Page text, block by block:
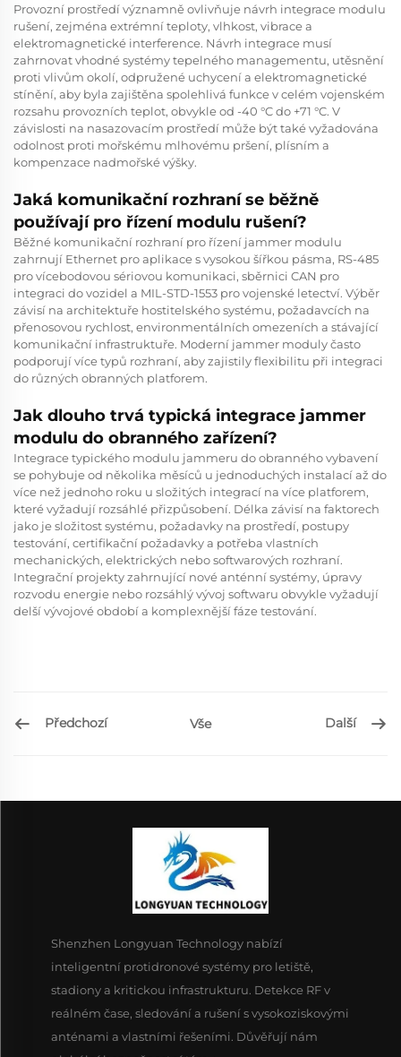
Provozní prostředí významně ovlivňuje návrh integrace modulu
rušení, zejména extrémní teploty, vlhkost, vibrace a
elektromagnetické interference. Návrh integrace musí
zahrnovat vhodné systémy tepelného managementu, utěsnění
proti vlivům okolí, odpružené uchycení a elektromagnetické
stínění, aby byla zajištěna spolehlivá funkce v celém vojenském
rozsahu provozních teplot, obvykle od -40 °C do +71 °C. V
závislosti na nasazovacím prostředí může být také vyžadována
odolnost proti mořskému mlhovému pršení, plísním a
kompenzace nadmořské výšky.
Jaká komunikační rozhraní se běžně
používají pro řízení modulu rušení?
Běžné komunikační rozhraní pro řízení jammer modulu
zahrnují Ethernet pro aplikace s vysokou šířkou pásma, RS-485
pro vícebodovou sériovou komunikaci, sběrnici CAN pro
integraci do vozidel a MIL-STD-1553 pro vojenské letectví. Výběr
závisí na architektuře hostitelského systému, požadavcích na
přenosovou rychlost, environmentálních omezeních a stávající
komunikační infrastruktuře. Moderní jammer moduly často
podporují více typů rozhraní, aby zajistily flexibilitu při integraci
do různých obranných platforem.
Jak dlouho trvá typická integrace jammer
modulu do obranného zařízení?
Integrace typického modulu jammeru do obranného vybavení
se pohybuje od několika měsíců u jednoduchých instalací až do
více než jednoho roku u složitých integrací na více platforem,
které vyžadují rozsáhlé přizpůsobení. Délka závisí na faktorech
jako je složitost systému, požadavky na prostředí, postupy
testování, certifikační požadavky a potřeba vlastních
mechanických, elektrických nebo softwarových rozhraní.
Integrační projekty zahrnující nové anténní systémy, úpravy
rozvodu energie nebo rozsáhlý vývoj softwaru obvykle vyžadují
delší vývojové období a komplexnější fáze testování.
Předchozí Vše Další
Shenzhen Longyuan Technology nabízí
inteligentní protidronové systémy pro letiště,
stadiony a kritickou infrastrukturu. Detekce RF v
reálném čase, sledování a rušení s vysokoziskovými
anténami a vlastními řešeními. Důvěřují nám